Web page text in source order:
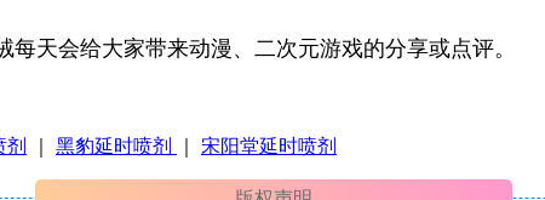
天会给大家带来动漫、二次元游戏的分享或点评。
黑豹延时喷剂 宋阳堂延时喷剂